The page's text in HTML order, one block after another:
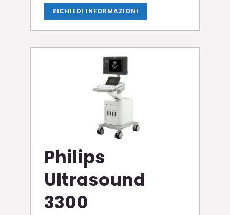
RICHIEDI INFORMAZIONI
Philips
Ultrasound
3300